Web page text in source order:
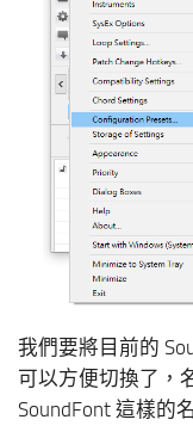
我們要將目前的
可以方便切換了，
SoundFont 這樣的